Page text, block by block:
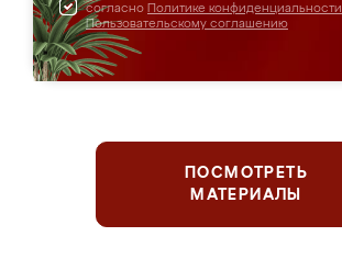
согласно Политике конфиденциальности
Пользовательскому соглашению
ПОСМОТРЕТЬ
МАТЕРИАЛЫ